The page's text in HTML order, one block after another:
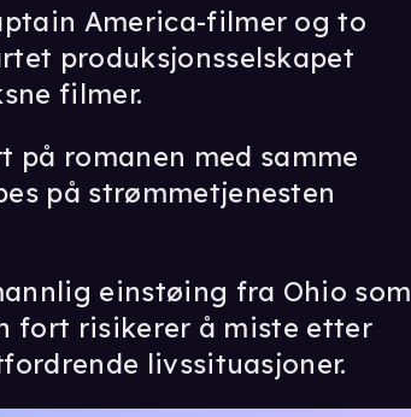
America-filmer og to
produksjonsselskapet
filmer.
på romanen med samme
på strømmetjenesten
einstøing fra Ohio som
fort risikerer å miste etter
livssituasjoner.